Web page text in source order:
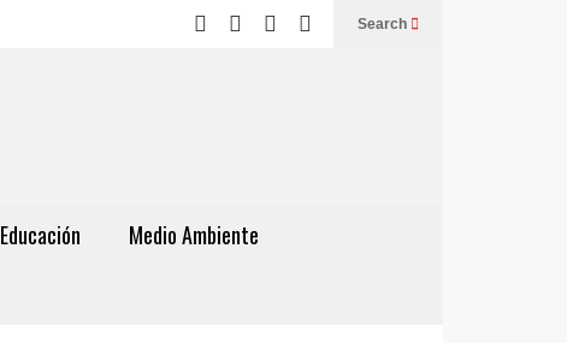
Search
Educación
Medio Ambiente